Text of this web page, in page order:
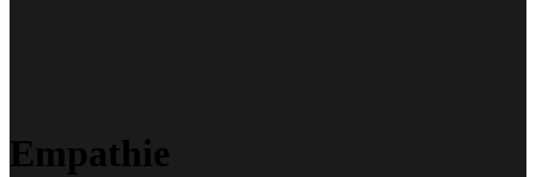
Empathie